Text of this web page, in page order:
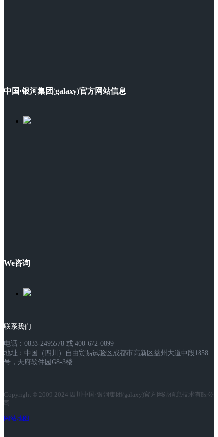
中国·银河集团(galaxy)官方网站信息
We咨询
联系我们
电话：0833-2495578 或 400-672-0899
地址：中国（四川）自由贸易试验区成都市高新区益州大道中段1858
号，天府软件园G8-3楼
Copyright © 2009-2024 四川中国·银河集团(galaxy)官方网站信息技术有限公
司
网站地图